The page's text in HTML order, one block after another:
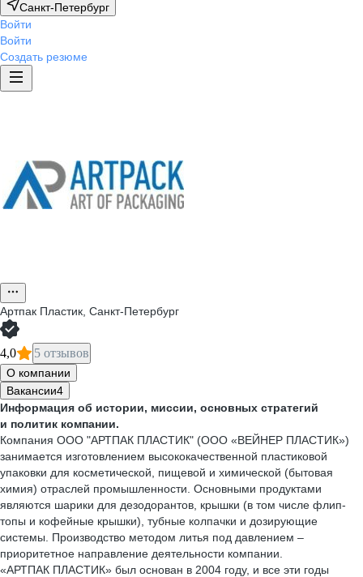
Санкт-Петербург
Войти
Войти
Создать резюме
Артпак Пластик, Санкт-Петербург
4,0 5 отзывов
О компании
Вакансии4
Информация об истории, миссии, основных стратегий
и политик компании.
Компания ООО "АРТПАК ПЛАСТИК" (ООО «ВЕЙНЕР ПЛАСТИК»)
занимается изготовлением высококачественной пластиковой
упаковки для косметической, пищевой и химической (бытовая
химия) отраслей промышленности. Основными продуктами
являются шарики для дезодорантов, крышки (в том числе флип-
топы и кофейные крышки), тубные колпачки и дозирующие
системы. Производство методом литья под давлением –
приоритетное направление деятельности компании.
«АРТПАК ПЛАСТИК» был основан в 2004 году, и все эти годы